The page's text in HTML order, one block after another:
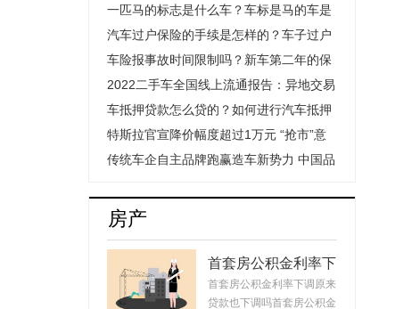
一匹马的标志是什么车？车标是马的车是
什么汽车？
汽车过户保险的手续是怎样的？车子过户
保险费用会上涨吗？
车险报事故时间限制吗？新车第二年的保
险怎么买？
2022二手车全国线上流通报告：异地交易
量提升超1.4倍成绝对主流
车抵押贷款怎么贷的？如何进行汽车抵押
贷款程序是怎样的？
特斯拉官宣降价幅度超过1万元 “抢市”意
图明显
传统车企自主品牌跑赢造车新势力 中国品
房产
首套房公积金利率下
调原来贷款也下调
吗？公积金贷款会随
首套房公积金利率下调原来
贷款也下调吗首套房公积金